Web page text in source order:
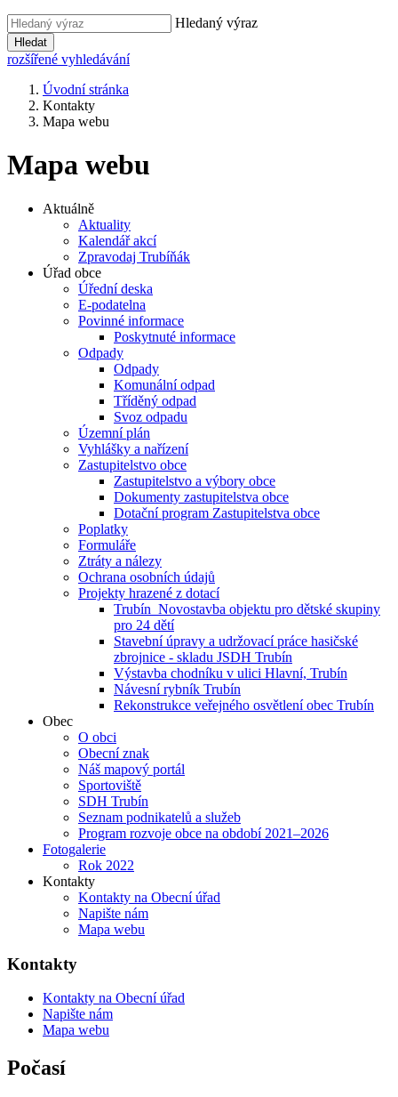
Hledaný výraz
Hledat
rozšířené vyhledávání
Úvodní stránka
Kontakty
Mapa webu
Mapa webu
Aktuálně
Aktuality
Kalendář akcí
Zpravodaj Trubíňák
Úřad obce
Úřední deska
E-podatelna
Povinné informace
Poskytnuté informace
Odpady
Odpady
Komunální odpad
Tříděný odpad
Svoz odpadu
Územní plán
Vyhlášky a nařízení
Zastupitelstvo obce
Zastupitelstvo a výbory obce
Dokumenty zastupitelstva obce
Dotační program Zastupitelstva obce
Poplatky
Formuláře
Ztráty a nálezy
Ochrana osobních údajů
Projekty hrazené z dotací
Trubín_Novostavba objektu pro dětské skupiny
pro 24 dětí
Stavební úpravy a udržovací práce hasičské
zbrojnice - skladu JSDH Trubín
Výstavba chodníku v ulici Hlavní, Trubín
Návesní rybník Trubín
Rekonstrukce veřejného osvětlení obec Trubín
Obec
O obci
Obecní znak
Náš mapový portál
Sportoviště
SDH Trubín
Seznam podnikatelů a služeb
Program rozvoje obce na období 2021–2026
Fotogalerie
Rok 2022
Kontakty
Kontakty na Obecní úřad
Napište nám
Mapa webu
Kontakty
Kontakty na Obecní úřad
Napište nám
Mapa webu
Počasí